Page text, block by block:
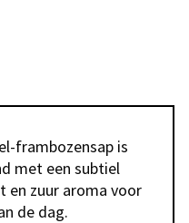
frambozensap is
met een subtiel
en zuur aroma voor
de dag.